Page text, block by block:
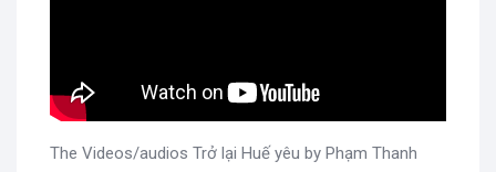
The Videos/audios Trở lại Huế yêu by Phạm Thanh